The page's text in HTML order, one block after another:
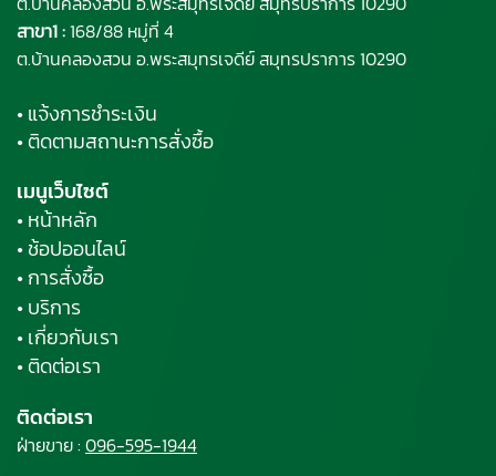
สาขา1 :168/88 หมู่ที่ 4
ต.บ้านคลองสวน อ.พระสมุทรเจดีย์ สมุทรปราการ 10290
• แจ้งการชำระเงิน
• ติดตามสถานะการสั่งซื้อ
เมนูเว็บไซต์
• หน้าหลัก
• ช้อปออนไลน์
• การสั่งซื้อ
• บริการ
• เกี่ยวกับเรา
• ติดต่อเรา
ติดต่อเรา
ฝ่ายขาย : 096-595-1944